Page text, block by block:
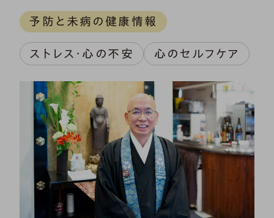
予防と未病の健康情報
ストレス・心の不安 心のセルフケア